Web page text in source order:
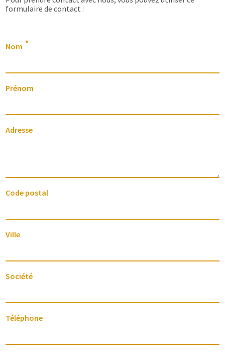
formulaire de contact :
Nom
Prénom
Adresse
Code postal
Ville
Société
Téléphone